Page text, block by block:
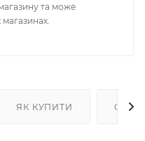
та може
магазинах.
ЯК КУПИТИ